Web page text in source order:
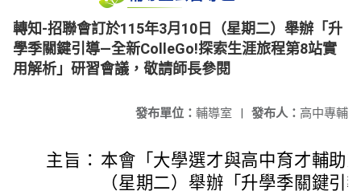
轉知-招聯會訂於115年3月10日（星期二）舉辦「升
學季關鍵引導—全新ColleGo!探索生涯旅程第8站實
用解析」研習會議，敬請師長參閱
發布人： 高中專輔
發布單位： 輔導室 |
主旨： 本會「大學選才與高中育才輔助
（星期二）舉辦「升學季關鍵